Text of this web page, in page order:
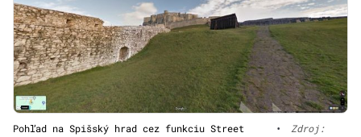
Pohľad na Spišský hrad cez funkciu Street
•
Zdroj: